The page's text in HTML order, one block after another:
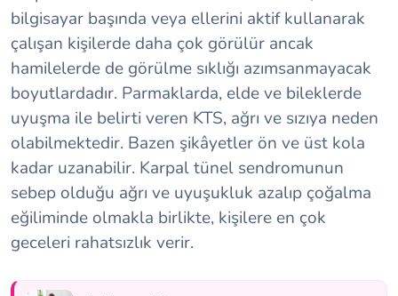
bilgisayar başında veya ellerini aktif kullanarak
çalışan kişilerde daha çok görülür ancak
hamilelerde de görülme sıklığı azımsanmayacak
boyutlardadır. Parmaklarda, elde ve bileklerde
uyuşma ile belirti veren KTS, ağrı ve sızıya neden
olabilmektedir. Bazen şikâyetler ön ve üst kola
kadar uzanabilir. Karpal tünel sendromunun
sebep olduğu ağrı ve uyuşukluk azalıp çoğalma
eğiliminde olmakla birlikte, kişilere en çok
geceleri rahatsızlık verir.